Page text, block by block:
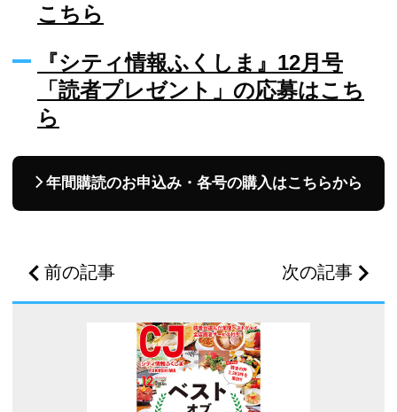
こちら
『シティ情報ふくしま』12月号
「読者プレゼント」の応募はこち
ら
年間購読のお申込み・各号の購入はこちらから
前の記事 次の記事